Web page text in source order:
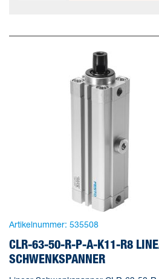
Artikelnummer: 535508
CLR-63-50-R-P-A-K11-R8
SCHWENKSPANNER